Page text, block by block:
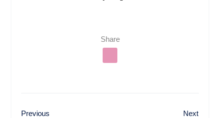
Share
Previous Next